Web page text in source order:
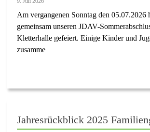
Am vergangenen Sonntag den 05.07.2026
gemeinsam unseren JDAV-
Kletterhalle gefeiert. Einige Kinder und
zusamme
Jahresrückblick 2025